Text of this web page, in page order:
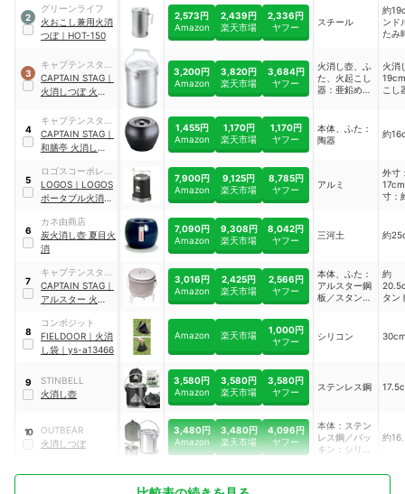
M-6625
き鋼板／スタ
ンド、ハンド
っき）
起こ
18cm
2
グリーンライフ
火おこし兼用火消
つぼ｜ HOT-150
2,573円
Amazon
2,439円
楽天市場
2,336円
ヤフー
スチール
約
ンド
たみ
3
キャプテンスタッ
グ
CAPTAIN STAG ｜
火消しつぼ 火起し
3245
3,200円
Amazon
3,820円
楽天市場
3,684円
ヤフー
火消し壺、ふ
た、火起こし
器：亜鉛めっ
取っ手：鉄
（クロムめっ
き）
火消
こし
4
キャプテンスタッ
グ
CAPTAIN STAG ｜
和膳亭 火消しつぼ
1,455円
Amazon
1,170円
楽天市場
1,170円
ヤフー
本体、ふた：
陶器
約
5
ロゴスコーポレー
ション
LOGOS ｜ LOGOS
ポータブル火消し
7,900円
Amazon
9,125円
楽天市場
8,785円
ヤフー
アルミ
外寸
寸：
6
カネ由商店
炭火消し壺 夏目火
消
7,090円
Amazon
9,308円
楽天市場
8,042円
ヤフー
三河土 約
7
キャプテンスタッ
グ
CAPTAIN STAG ｜
アルスター 火消し
3,016円
Amazon
2,425円
楽天市場
2,566円
ヤフー
本体、ふた：
アルスター鋼
板／スタン
鉄（クロムめ
っき）
約
タン
8
コンポジット
FIELDOOR ｜ 火消
し袋 ｜ ys-a13466
Amazon 楽天市場
1,000円
ヤフー
シリコン
9
STINBELL
火消し壺
3,580円
Amazon
3,580円
楽天市場
3,580円
ヤフー
ステンレス鋼
10
OUTBEAR
火消しつぼ
3,480円
Amazon
3,480円
楽天市場
4,096円
ヤフー
本体：ステン
レス鋼／パッ
キン：シリコ
帆布
約